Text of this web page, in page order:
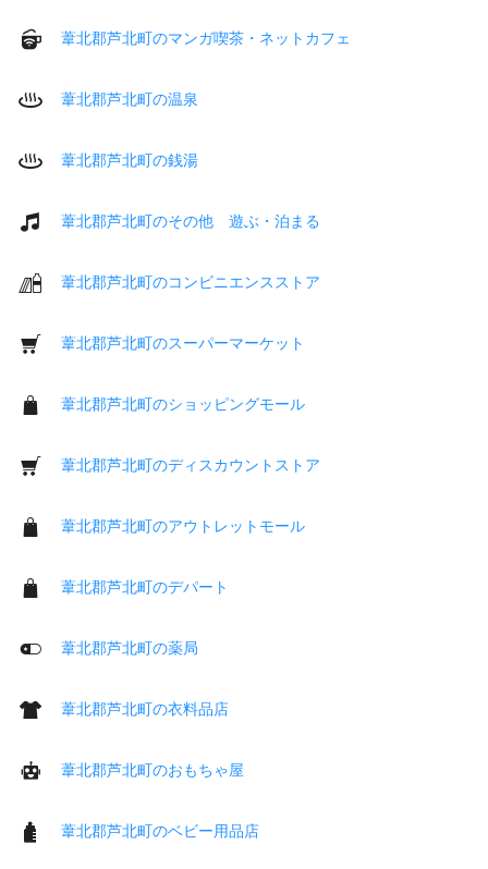
葦北郡芦北町のマンガ喫茶・ネットカフェ
葦北郡芦北町の温泉
葦北郡芦北町の銭湯
葦北郡芦北町のその他 遊ぶ・泊まる
葦北郡芦北町のコンビニエンスストア
葦北郡芦北町のスーパーマーケット
葦北郡芦北町のショッピングモール
葦北郡芦北町のディスカウントストア
葦北郡芦北町のアウトレットモール
葦北郡芦北町のデパート
葦北郡芦北町の薬局
葦北郡芦北町の衣料品店
葦北郡芦北町のおもちゃ屋
葦北郡芦北町のベビー用品店